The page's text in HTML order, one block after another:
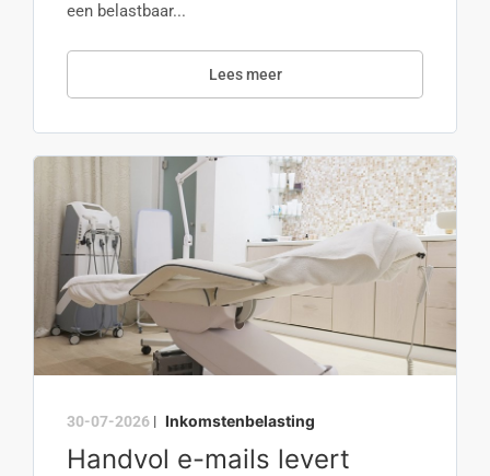
een belastbaar...
Lees meer
30-07-2026 | Inkomstenbelasting
Handvol e-mails levert